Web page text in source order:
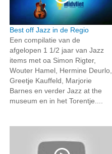
Best off Jazz in de Regio
Een compilatie van de
afgelopen 1 1/2 jaar van Jazz
items met oa Simon Rigter,
Wouter Hamel, Hermine Deurlo,
Greetje Kauffeld, Marjorie
Barnes en verder Jazz at the
museum en in het Torentje....